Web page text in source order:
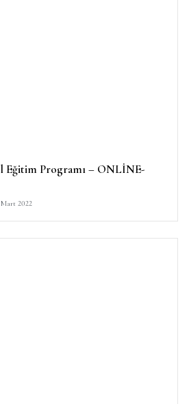
Eğitim Programı – ONLİNE-
Mart 2022